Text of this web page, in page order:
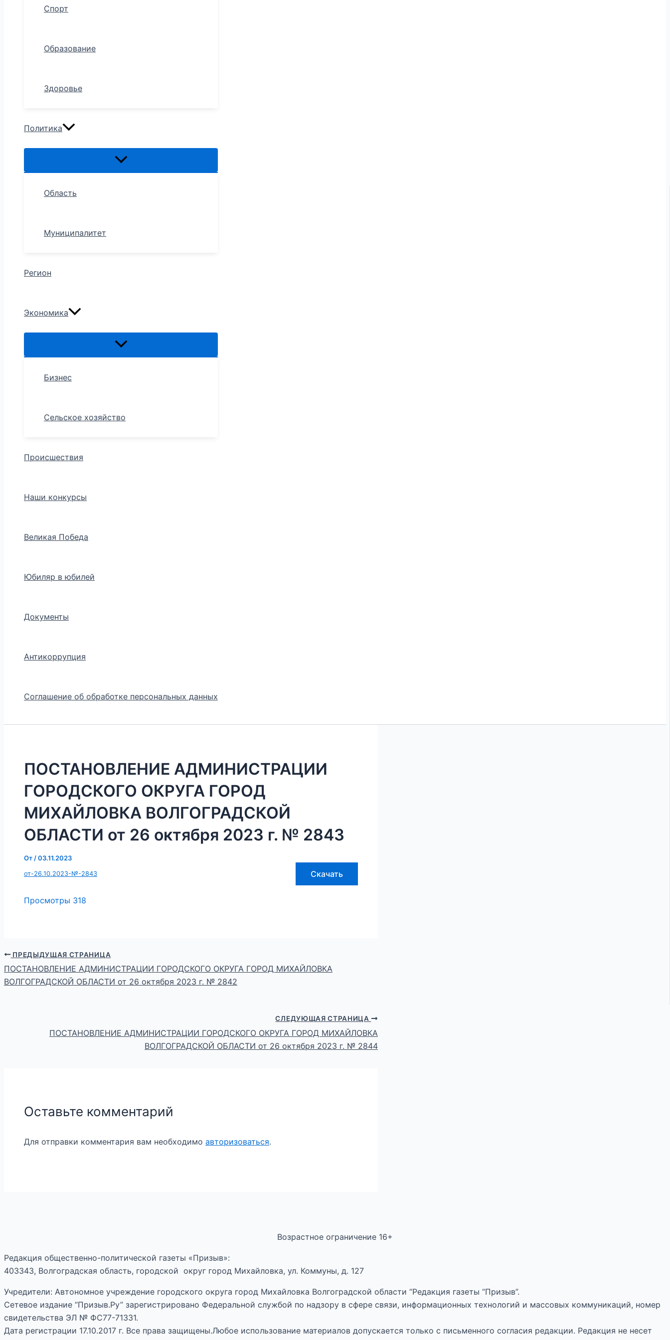
Спорт
Образование
Здоровье
Политика
Область
Муниципалитет
Регион
Экономика
Бизнес
Сельское хозяйство
Происшествия
Наши конкурсы
Великая Победа
Юбиляр в юбилей
Документы
Антикоррупция
Соглашение об обработке персональных данных
ПОСТАНОВЛЕНИЕ АДМИНИСТРАЦИИ
ГОРОДСКОГО ОКРУГА ГОРОД
МИХАЙЛОВКА ВОЛГОГРАДСКОЙ
ОБЛАСТИ от 26 октября 2023 г. № 2843
От /03.11.2023
от-26.10.2023-№-2843 Скачать
Просмотры 318
ПРЕДЫДУЩАЯ СТРАНИЦА
ПОСТАНОВЛЕНИЕ АДМИНИСТРАЦИИ ГОРОДСКОГО ОКРУГА ГОРОД МИХАЙЛОВКА
ВОЛГОГРАДСКОЙ ОБЛАСТИ от 26 октября 2023 г. № 2842
СЛЕДУЮЩАЯ СТРАНИЦА
ПОСТАНОВЛЕНИЕ АДМИНИСТРАЦИИ ГОРОДСКОГО ОКРУГА ГОРОД МИХАЙЛОВКА
ВОЛГОГРАДСКОЙ ОБЛАСТИ от 26 октября 2023 г. № 2844
Оставьте комментарий
Для отправки комментария вам необходимо авторизоваться.
Возрастное ограничение 16+
Редакция общественно-политической газеты «Призыв»:
403343, Волгоградская область, городской округ город Михайловка, ул. Коммуны, д. 127
Учредители: Автономное учреждение городского округа город Михайловка Волгоградской области “Редакция газеты “Призыв”.
Сетевое издание “Призыв.Ру” зарегистрировано Федеральной службой по надзору в сфере связи, информационных технологий и массовых коммуникаций, номер
свидетельства ЭЛ № ФС77-71331.
Дата регистрации 17.10.2017 г. Все права защищены.Любое использование материалов допускается только с письменного согласия редакции. Редакция не несет